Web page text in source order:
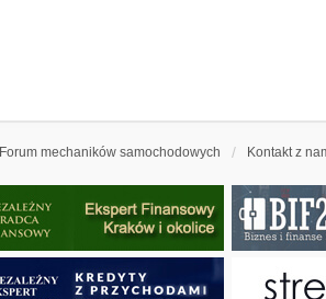
Forum mechaników samochodowych Kontakt z